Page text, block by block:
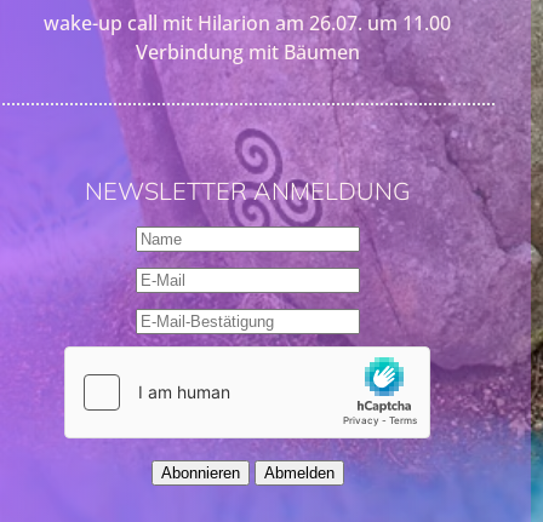
wake-up call mit Hilarion am 26.07. um 11.00
Verbindung mit Bäumen
NEWSLETTER ANMELDUNG
Abonnieren Abmelden